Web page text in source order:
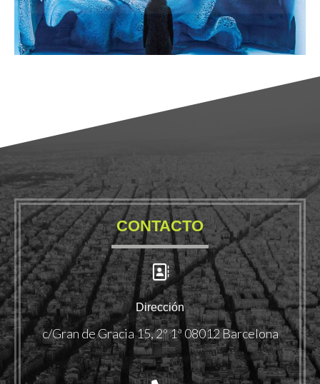
CONTACTO
Dirección
c/Gran de Gracia 15, 2º 1ª 08012 Barcelona